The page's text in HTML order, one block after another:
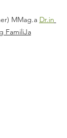
MMag.a Dr.in
FamiliJa